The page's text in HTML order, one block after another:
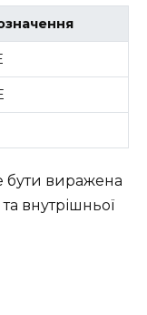
бути виражена
внутрішньої